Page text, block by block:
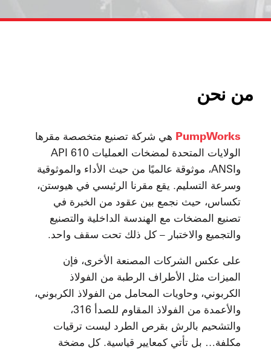
من نحن
PumpWorks هي شركة تصنيع متخصصة مقرها
الولايات المتحدة لمضخات العمليات API 610
وANSI، موثوقة عالميًا من حيث الأداء والموثوقية
وسرعة التسليم. يقع مقرنا الرئيسي في هيوستن،
تكساس، حيث نجمع بين عقود من الخبرة في
تصنيع المضخات مع الهندسة الداخلية والتصنيع
والتجميع والاختبار – كل ذلك تحت سقف واحد.
على عكس الشركات المصنعة الأخرى، فإن
الميزات مثل الأطراف الرطبة من الفولاذ
الكربوني، وحاويات المحامل من الفولاذ الكربوني،
والأعمدة من الفولاذ المقاوم للصدأ 316،
والتشحيم بالرش بقرص الطرد ليست ترقيات
مكلفة… بل تأتي كمعايير قياسية. كل مضخة